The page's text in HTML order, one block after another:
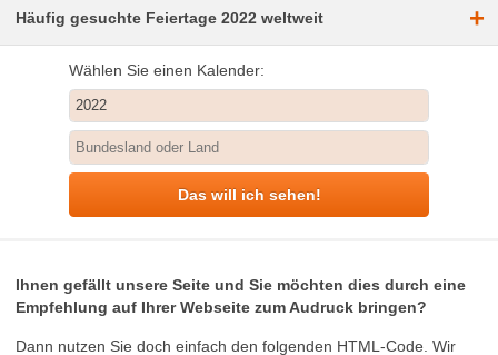
Häufig gesuchte Feiertage 2022 weltweit +
Wählen Sie einen Kalender:
Das will ich sehen!
Ihnen gefällt unsere Seite und Sie möchten dies durch eine
Empfehlung auf Ihrer Webseite zum Audruck bringen?
Dann nutzen Sie doch einfach den folgenden HTML-Code. Wir